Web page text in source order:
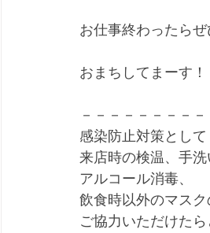
おまちしてまーす！
－－－－－－－－－
感染防止対策として
来店時の検温、手
アルコール消毒、
飲食時以外のマス
ご協力いただけた